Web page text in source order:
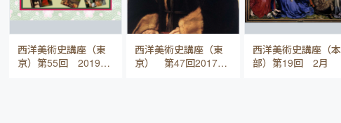
西洋美術史講座（東
京）第55回 2019年
西洋美術史講座（東
京） 第47回2017年
西洋美術史講座（本
部）第19回 2月